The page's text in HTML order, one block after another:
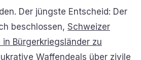
Der jüngste Entscheid: Der
beschlossen, Schweizer
Bürgerkriegsländer zu
Waffendeals über zivile